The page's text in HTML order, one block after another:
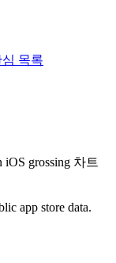
심 목록
grossing 차트
app store data.